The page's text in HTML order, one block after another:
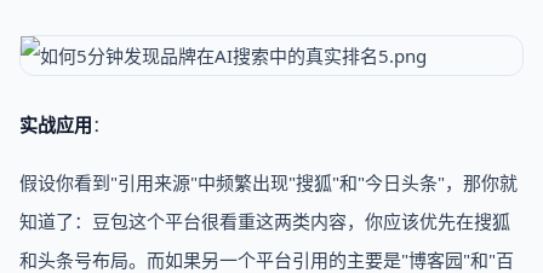
实战应用：
假设你看到"引用来源"中频繁出现"搜狐"和"今日头条"，那你就
知道了：豆包这个平台很看重这两类内容，你应该优先在搜狐
和头条号布局。而如果另一个平台引用的主要是"博客园"和"百